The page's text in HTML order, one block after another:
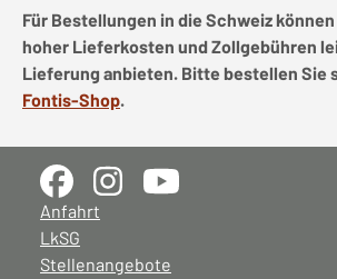
Für Bestellungen in die Schweiz
hoher Lieferkosten und Zollgebühren
Lieferung anbieten. Bitte bestellen Sie
Fontis-Shop.
Anfahrt
LkSG
Stellenangebote